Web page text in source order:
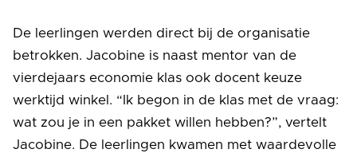
De leerlingen werden direct bij de organisatie
betrokken. Jacobine is naast mentor van de
vierdejaars economie klas ook docent keuze
werktijd winkel. “Ik begon in de klas met de vraag:
wat zou je in een pakket willen hebben?”, vertelt
Jacobine. De leerlingen kwamen met waardevolle